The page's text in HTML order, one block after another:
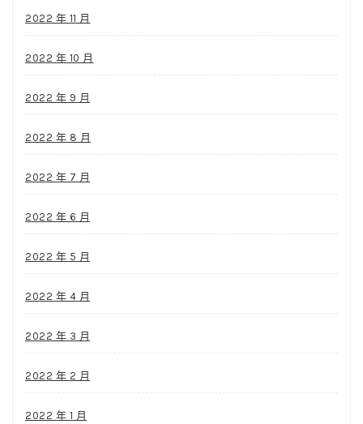
2022 年 11 月
2022 年 10 月
2022 年 9 月
2022 年 8 月
2022 年 7 月
2022 年 6 月
2022 年 5 月
2022 年 4 月
2022 年 3 月
2022 年 2 月
2022 年 1 月